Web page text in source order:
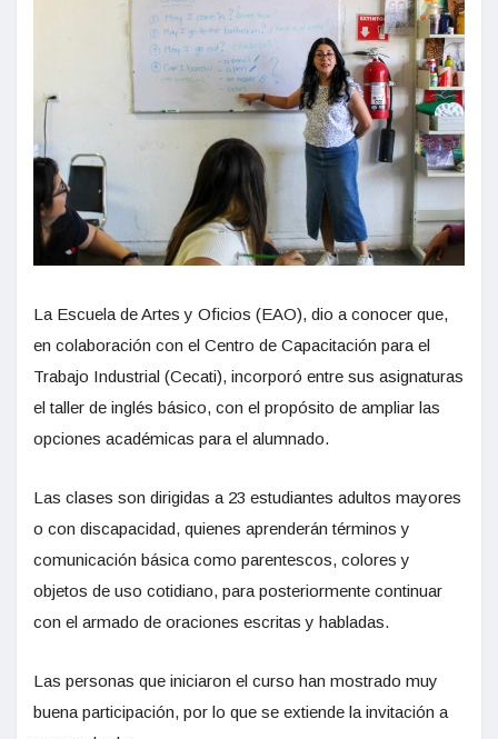
La Escuela de Artes y Oficios (EAO), dio a conocer que,
en colaboración con el Centro de Capacitación para el
Trabajo Industrial (Cecati), incorporó entre sus asignaturas
el taller de inglés básico, con el propósito de ampliar las
opciones académicas para el alumnado.
Las clases son dirigidas a 23 estudiantes adultos mayores
o con discapacidad, quienes aprenderán términos y
comunicación básica como parentescos, colores y
objetos de uso cotidiano, para posteriormente continuar
con el armado de oraciones escritas y habladas.
Las personas que iniciaron el curso han mostrado muy
buena participación, por lo que se extiende la invitación a